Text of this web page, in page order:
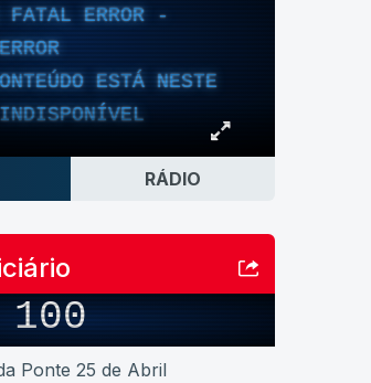
ERROR -
ESTÁ NESTE
INDISPONÍVEL
RÁDIO
100
Ponte 25 de Abril